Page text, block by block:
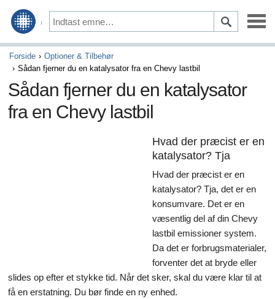
Vedligeholdelse & Reparation
Kørsel & Sikkerhed
Optioner & Tilbehør
Videnskab & Natur
Forside
Optioner & Tilbehør
Sådan fjerner du en katalysator fra en Chevy lastbil
Sådan fjerner du en katalysator
fra en Chevy lastbil
Hvad der præcist er en
katalysator? Tja
Hvad der præcist er en
katalysator? Tja, det er en
konsumvare. Det er en
væsentlig del af din Chevy
lastbil emissioner system.
Da det er forbrugsmaterialer,
forventer det at bryde eller
slides op efter et stykke tid. Når det sker, skal du være klar til at
få en erstatning. Du bør finde en ny enhed.